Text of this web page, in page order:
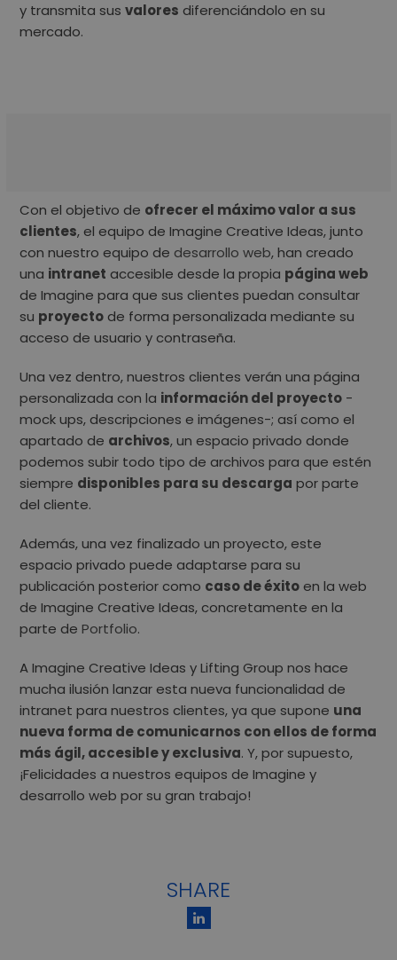
y transmita susvalores diferenciándolo en su
mercado.
Con el objetivo de ofrecer el máximo valor a sus
clientes, el equipo de Imagine Creative Ideas, junto
con nuestro equipo de desarrollo web, han creado
una intranet accesible desde la propia página web
de Imagine para que sus clientes puedan consultar
su proyectode forma personalizada mediante su
acceso de usuario y contraseña.
Una vez dentro, nuestros clientes verán una página
personalizada con la información del proyecto -
mock ups, descripciones e imágenes-; así como el
apartado de archivos, un espacio privado donde
podemos subir todo tipo de archivos para que estén
siempre disponibles para su descarga por parte
del cliente.
Además, una vez finalizado un proyecto, este
espacio privado puede adaptarse para su
publicación posterior como caso de éxito en la web
de Imagine Creative Ideas, concretamente en la
parte dePortfolio.
A Imagine Creative Ideas y Lifting Group nos hace
mucha ilusión lanzar esta nueva funcionalidad de
intranet para nuestros clientes, ya que supone una
nueva forma de comunicarnos con ellos de forma
más ágil, accesible y exclusiva. Y, por supuesto,
¡Felicidades a nuestros equipos de Imagine y
desarrollo web por su gran trabajo!
SHARE